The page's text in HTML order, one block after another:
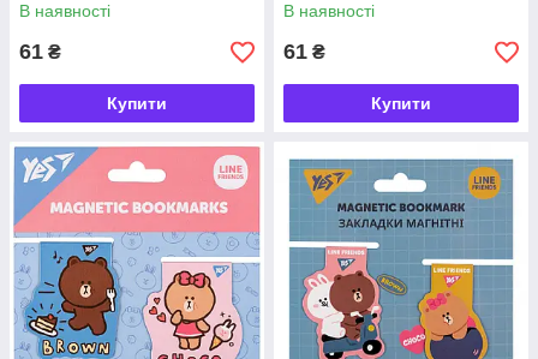
В наявності
61 ₴
Купити
В наявності
61 ₴
Купити